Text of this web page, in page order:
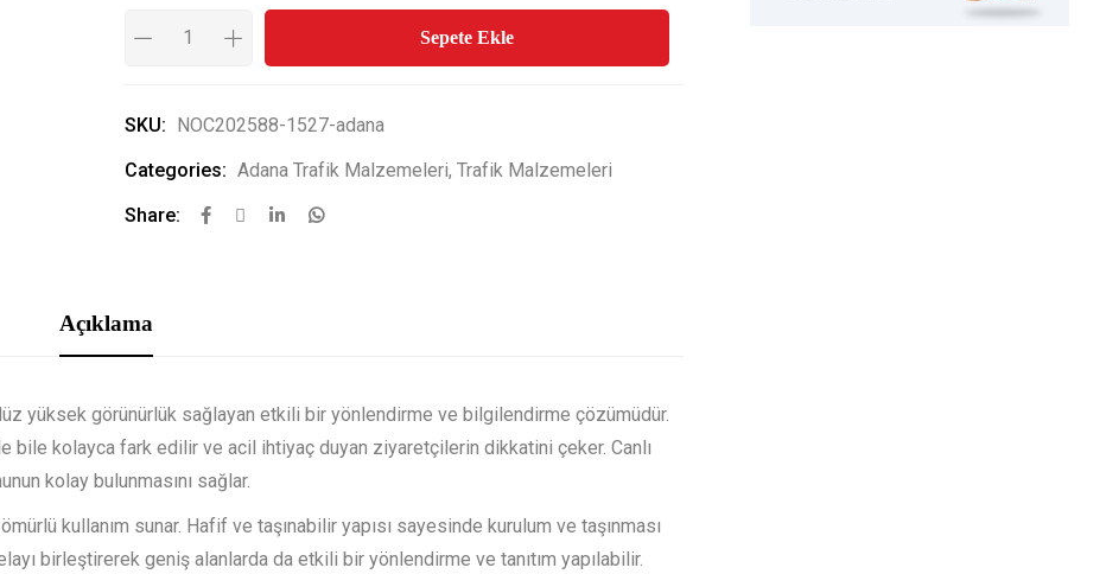
Sepete Ekle
SKU: NOC202588-1527-adana
Categories: Adana Trafik Malzemeleri, Trafik Malzemeleri
Share:
Açıklama
yüksek görünürlük sağlayan etkili bir yönlendirme ve bilgilendirme çözümüdür.
bile kolayca fark edilir ve acil ihtiyaç duyan ziyaretçilerin dikkatini çeker. Canlı
kolay bulunmasını sağlar.
kullanım sunar. Hafif ve taşınabilir yapısı sayesinde kurulum ve taşınması
birleştirerek geniş alanlarda da etkili bir yönlendirme ve tanıtım yapılabilir.